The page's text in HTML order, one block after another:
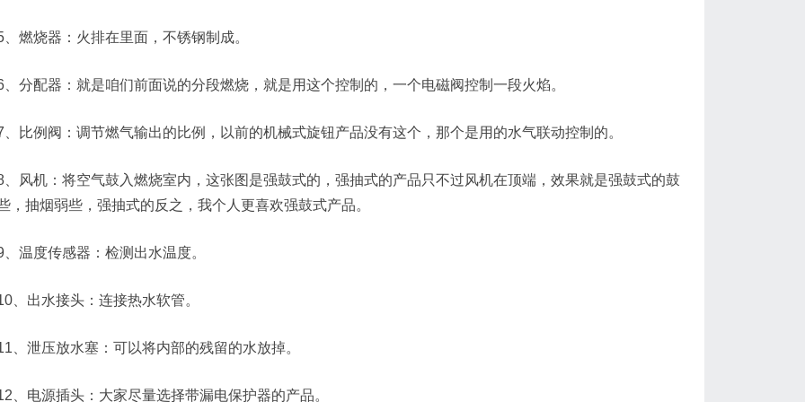
、燃烧器：火排在里面，不锈钢制成。
、分配器：就是咱们前面说的分段燃烧，就是用这个控制的，一个电磁阀控制一段火焰。
、比例阀：调节燃气输出的比例，以前的机械式旋钮产品没有这个，那个是用的水气联动控制的。
、风机：将空气鼓入燃烧室内，这张图是强鼓式的，强抽式的产品只不过风机在顶端，效果就是强鼓式的鼓
，抽烟弱些，强抽式的反之，我个人更喜欢强鼓式产品。
、温度传感器：检测出水温度。
、出水接头：连接热水软管。
、泄压放水塞：可以将内部的残留的水放掉。
、电源插头：大家尽量选择带漏电保护器的产品。